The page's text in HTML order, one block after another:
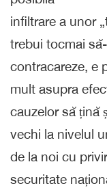
infiltrare a unor
trebui tocmai
contracareze, e
mult asupra
cauzelor să țină
vechi la nivelul
de la noi cu
securitate